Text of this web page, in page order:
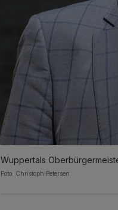
Wuppertals
Foto: Christoph Petersen